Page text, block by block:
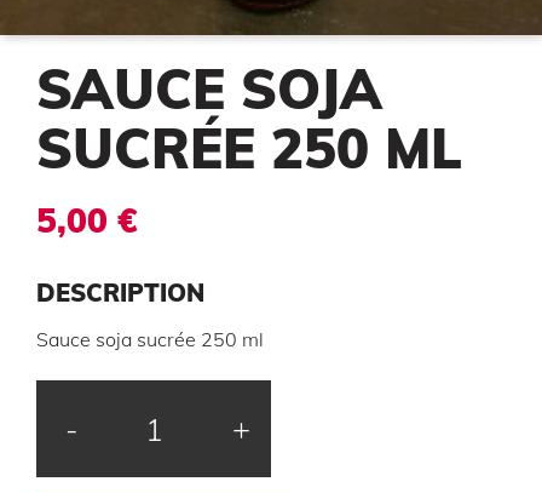
SAUCE SOJA
SUCRÉE 250 ML
5,00 €
DESCRIPTION
Sauce soja sucrée 250 ml
- +